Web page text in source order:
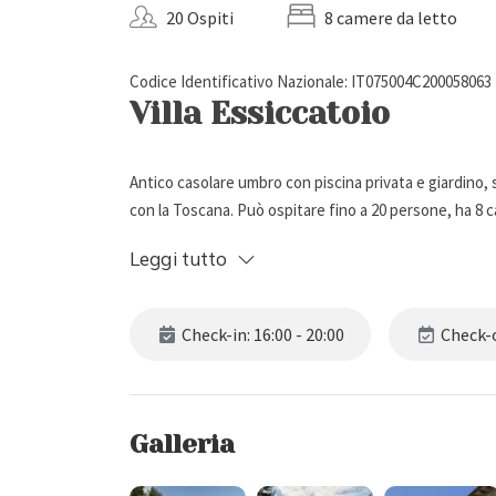
20 Ospiti 8 camere da letto
Codice Identificativo Nazionale: IT075004C200058063
Villa Essiccatoio
Antico casolare umbro con piscina privata e
con la Toscana. Può ospitare fino a 20 persone, ha 8
Descrizione Esterna
Villa Essiccatoio è immersa nella verde campagna di
frantoio a macina per la produzione dell'olio.
esterna con tavolo grande, per piacevoli pasti all'aria
Leggi tutto
Check-in: 16:00 - 20:00 Check-
Galleria